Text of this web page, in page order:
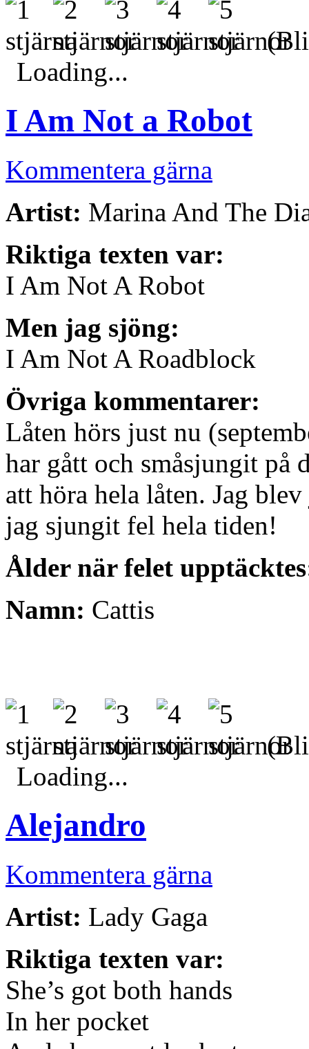
(Bli
Loading...
I Am Not a Robot
Kommentera gärna
Artist: Marina And The
Riktiga texten var:
I Am Not A Robot
Men jag sjöng:
I Am Not A Roadblock
Övriga kommentarer:
Låten hörs just nu
har gått och småsjungit på
att höra hela låten. Jag
jag sjungit fel hela tiden!
Ålder när felet
Namn: Cattis
(Bli
Loading...
Alejandro
Kommentera gärna
Artist: Lady Gaga
Riktiga texten var:
She’s got both hands
In her pocket